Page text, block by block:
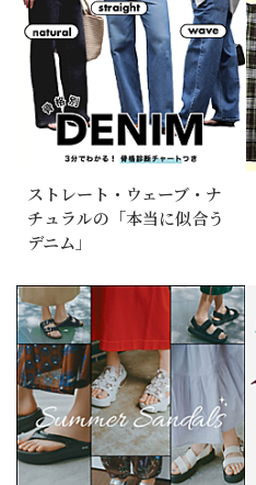
ストレート・ウェーブ・ナ
チュラルの「本当に似合う
デニム」